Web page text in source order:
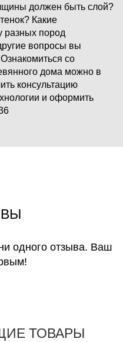
должен быть слой?
Какие
разных пород
вопросы вы
со
дома можно в
консультацию
и оформить
одного отзыва. Ваш
ТОВАРЫ